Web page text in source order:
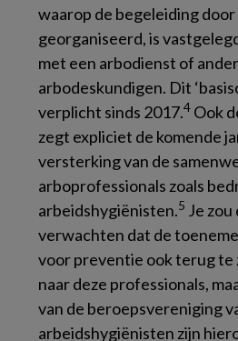
waarop de begeleiding
georganiseerd, is
met een arbodienst of
arbodeskundigen. Dit
verplicht sinds 2017.4 Ook
zegt expliciet de komende
versterking van de
arboprofessionals zoals
arbeidshygiënisten.5 Je zou
verwachten dat de
voor preventie ook terug te
naar deze professionals,
van de beroepsvereniging
arbeidshygiënisten zijn